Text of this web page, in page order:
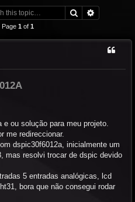
h
Search
Page 1 of 1
ou solução para meu projeto.
me redireccionar.
dspic30f6012a, inicialmente um
mas resolvi trocar de dspic devido
5 entradas analógicas, lcd
bora que não consegui rodar